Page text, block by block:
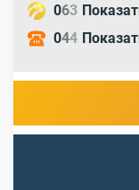
063
044